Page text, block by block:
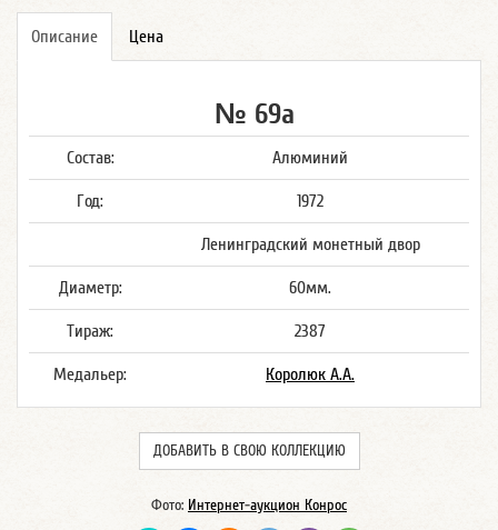
Описание Цена
№ 69а
Состав: Алюминий
Год: 1972
Ленинградский монетный двор
Диаметр: 60мм.
Тираж: 2387
Медальер: Королюк А.А.
ДОБАВИТЬ В СВОЮ КОЛЛЕКЦИЮ
Фото: Интернет-аукцион Конрос